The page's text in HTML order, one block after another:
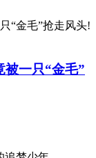
被一只“金毛”